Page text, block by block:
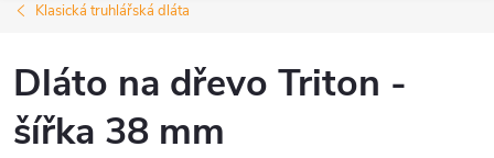
Klasická truhlářská dláta
Dláto na dřevo Triton -
šířka 38 mm